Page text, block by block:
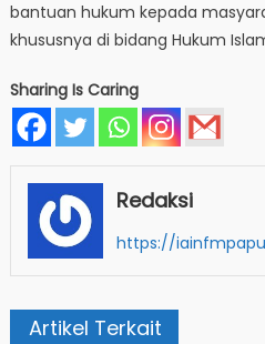
bantuan hukum kepada
khususnya di bidang Hukum
Sharing Is Caring
Redaksi
https://
Artikel Terkait